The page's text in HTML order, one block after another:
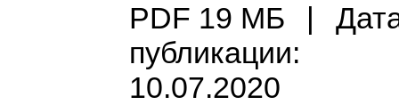
PDF 19 МБ
|
публикации:
10.07.2020